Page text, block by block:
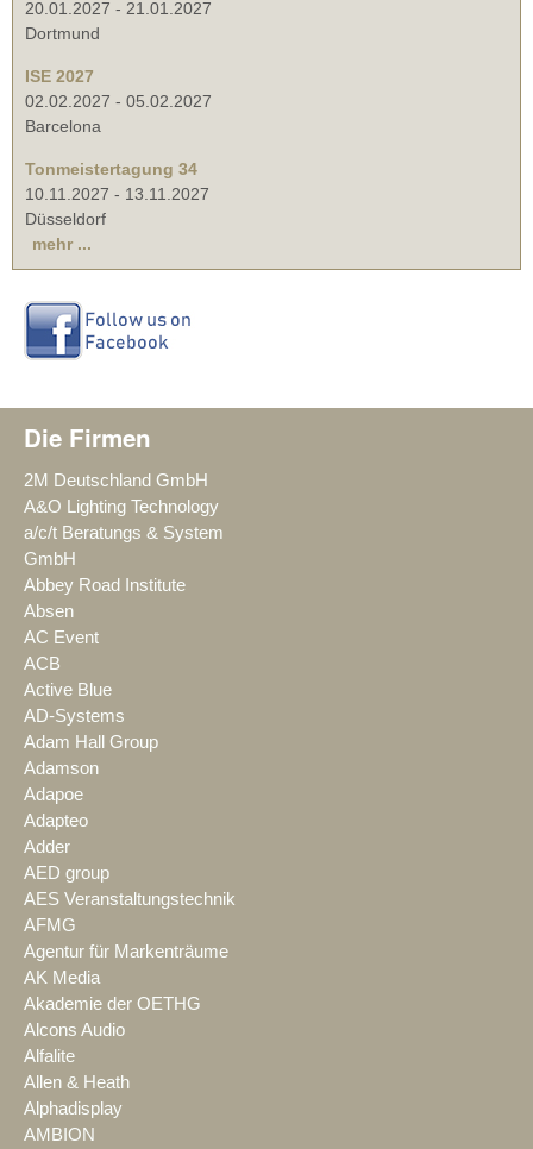
20.01.2027 - 21.01.2027
Dortmund
ISE 2027
02.02.2027 - 05.02.2027
Barcelona
Tonmeistertagung 34
10.11.2027 - 13.11.2027
Düsseldorf
mehr ...
Die Firmen
2M Deutschland GmbH
A&O Lighting Technology
a/c/t Beratungs & System
GmbH
Abbey Road Institute
Absen
AC Event
ACB
Active Blue
AD-Systems
Adam Hall Group
Adamson
Adapoe
Adapteo
Adder
AED group
AES Veranstaltungstechnik
AFMG
Agentur für Markenträume
AK Media
Akademie der OETHG
Alcons Audio
Alfalite
Allen & Heath
Alphadisplay
AMBION